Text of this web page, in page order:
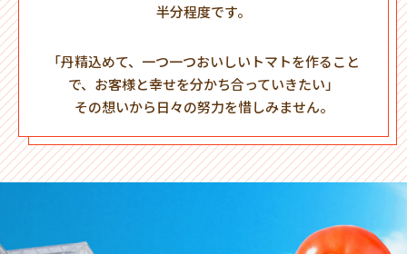
半分程度です。
「丹精込めて、一つ一つおいしいトマトを作ること
で、お客様と幸せを分かち合っていきたい」
その想いから日々の努力を惜しみません。